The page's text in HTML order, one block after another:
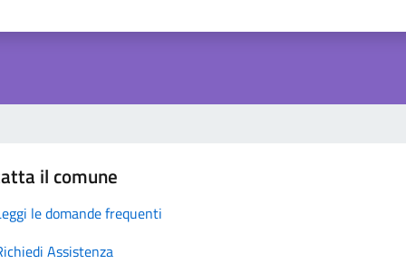
il comune
le domande frequenti
Assistenza